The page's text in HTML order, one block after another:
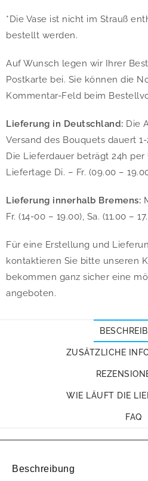
*Die Vase ist nicht im Strauß
bestellt werden.
Auf Wunsch legen wir Ihrer
Postkarte bei. Sie können die
Kommentar-Feld beim
Lieferung in Deutschland: Die
Versand des Bouquets dauert
Die Lieferdauer beträgt 24h per
Liefertage Di. – Fr. (09.00 –
Lieferung innerhalb Bremens:
Fr. (14-00 – 19.00), Sa. (11.00 –
Für eine Erstellung und
kontaktieren Sie bitte unseren
bekommen ganz sicher eine
angeboten.
ZUSÄTZLICHE
WIE LÄUFT DIE
FAQ
Beschreibung